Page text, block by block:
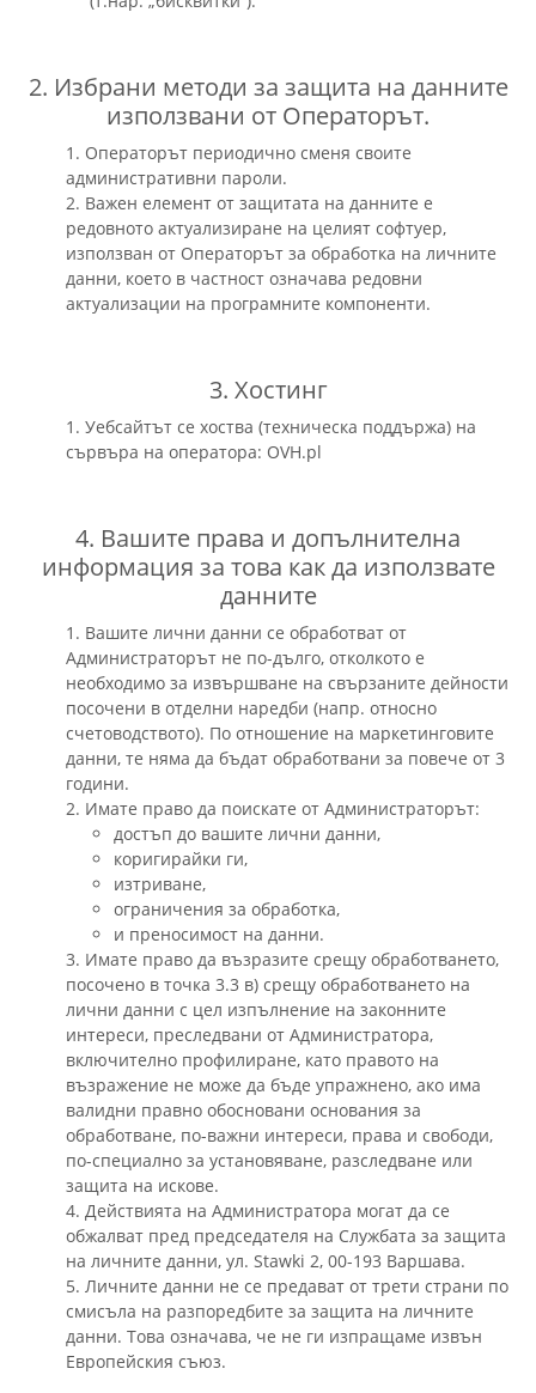
2. Избрани методи за защита на данните
използвани от Операторът.
1. Операторът периодично сменя своите
административни пароли.
2. Важен елемент от защитата на данните е
редовното актуализиране на целият софтуер,
използван от Операторът за обработка на личните
данни, което в частност означава редовни
актуализации на програмните компоненти.
3. Хостинг
1. Уебсайтът се хоства (техническa поддържа) на
сървъра на оператора: OVH.pl
4. Вашите права и допълнителна
информация за това как да използвате
данните
1. Вашите лични данни се обработват от
Администраторът не по-дълго, отколкото е
необходимо за извършване на свързаните дейности
посочени в отделни наредби (напр. относно
счетоводството). По отношение на маркетинговите
данни, те няма да бъдат обработвани за повече от 3
години.
2. Имате право да поискате от Администраторът:
достъп до вашите лични данни,
коригирайки ги,
изтриване,
ограничения за обработка,
и преносимост на данни.
3. Имате право да възразите срещу обработването,
посочено в точка 3.3 в) срещу обработването на
лични данни с цел изпълнение на законните
интереси, преследвани от Администратора,
включително профилиране, като правото на
възражение не може да бъде упражнено, ако има
валидни правно обосновани основания за
обработване, по-важни интереси, права и свободи,
по-специално за установяване, разследване или
защита на искове.
4. Действията на Администратора могат да се
обжалват пред председателя на Службата за защита
на личните данни, ул. Stawki 2, 00-193 Варшава.
5. Личните данни не се предават от трети страни по
смисъла на разпоредбите за защита на личните
данни. Това означава, че не ги изпращаме извън
Европейския съюз.